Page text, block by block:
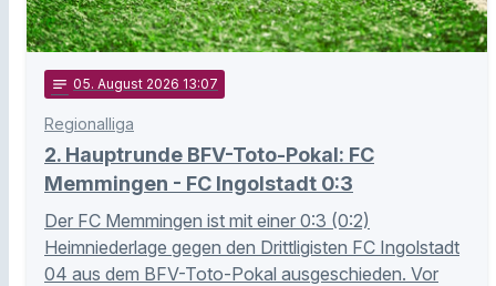
notes 05. August 2026 13:07
Regionalliga
2. Hauptrunde BFV-Toto-Pokal: FC
Memmingen - FC Ingolstadt 0:3
Der FC Memmingen ist mit einer 0:3 (0:2)
Heimniederlage gegen den Drittligisten FC Ingolstadt
04 aus dem BFV-Toto-Pokal ausgeschieden. Vor